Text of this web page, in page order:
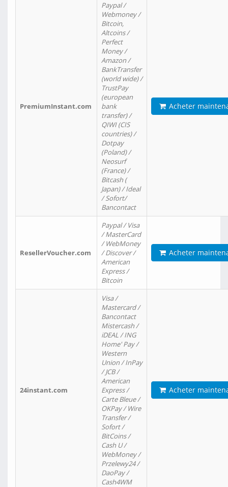
PremiumInstant.com
Paypal /
Webmoney /
Bitcoin,
Altcoins /
Perfect
Money /
Amazon /
BankTransfer
(world wide) /
TrustPay
(european
bank
transfer) /
QIWI (CIS
countries) /
Dotpay
(Poland) /
Neosurf
(France) /
Bitcash (
Japan) / Ideal
/ Sofort/
Bancontact
Acheter
ResellerVoucher.com
Paypal / Visa
/ MasterCard
/ WebMoney
/ Discover /
American
Express /
Bitcoin
Acheter
24instant.com
Visa /
Mastercard /
Bancontact
Mistercash /
iDEAL / ING
Home' Pay /
Western
Union / InPay
/ JCB /
American
Express /
Carte Bleue /
OKPay / Wire
Transfer /
Sofort /
BitCoins /
Cash U /
WebMoney /
Przelewy24 /
DaoPay /
Cash4WM
Acheter